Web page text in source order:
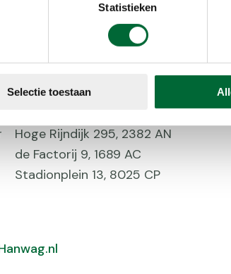
Statistieken
Selectie toestaan
Kloosterstraat 29, 6369 AA
Professor Goossenslaan 26, 5022 DM
Oudegracht 260, 3511 NV
Wilhelminasingel 8, 6001 GT
Jaap Bijzerweg 10, 3446 CR
Slotlaan 177-179, 3701 GD
Hoge Rijndijk 295, 2382 AN
de Factorij 9, 1689 AC
Stadionplein 13, 8025 CP